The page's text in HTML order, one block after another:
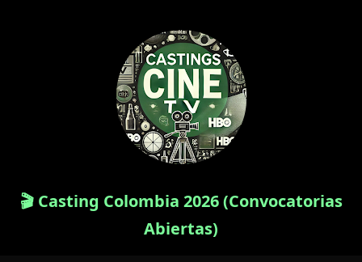
🎬 Casting Colombia 2026 (Convocatorias
Abiertas)